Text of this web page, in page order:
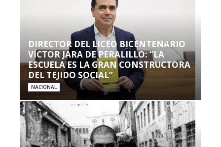
DIRECTOR DEL LICEO BICENTENARIO
VÍCTOR JARA DE PERALILLO: “LA
ESCUELA ES LA GRAN CONSTRUCTORA
DEL TEJIDO SOCIAL”
NACIONAL